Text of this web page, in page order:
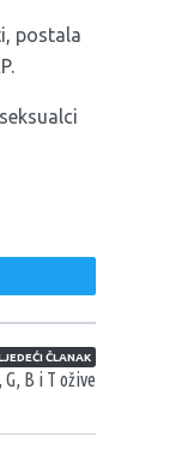
postala
ČLANAK
B i T ožive